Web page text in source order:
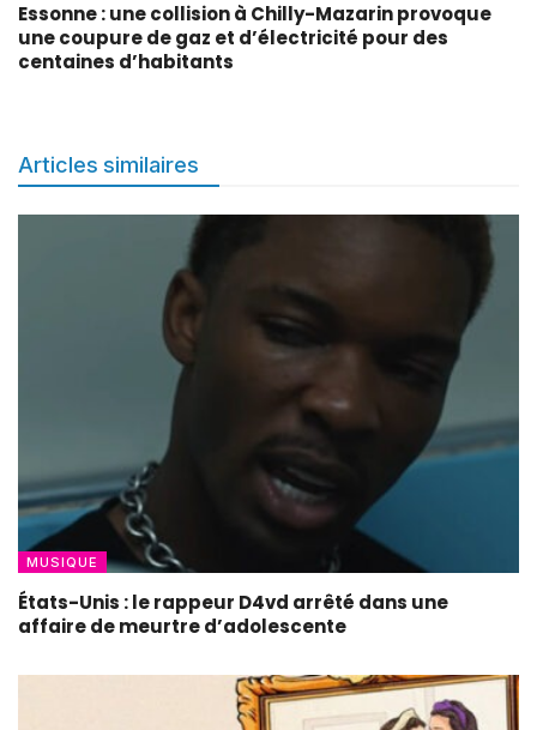
Essonne : une collision à Chilly-Mazarin provoque
une coupure de gaz et d’électricité pour des
centaines d’habitants
Articles similaires
MUSIQUE
États-Unis : le rappeur D4vd arrêté dans une
affaire de meurtre d’adolescente